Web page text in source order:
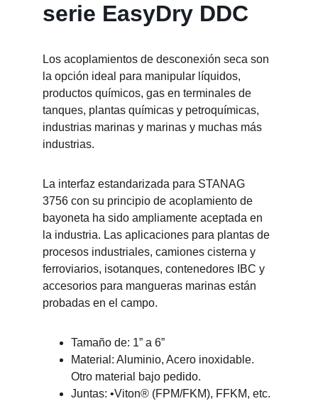
serie EasyDry DDC
Los acoplamientos de desconexión seca son
la opción ideal para manipular líquidos,
productos químicos, gas en terminales de
tanques, plantas químicas y petroquímicas,
industrias marinas y marinas y muchas más
industrias.
La interfaz estandarizada para STANAG
3756 con su principio de acoplamiento de
bayoneta ha sido ampliamente aceptada en
la industria. Las aplicaciones para plantas de
procesos industriales, camiones cisterna y
ferroviarios, isotanques, contenedores IBC y
accesorios para mangueras marinas están
probadas en el campo.
Tamaño de: 1” a 6”
Material: Aluminio, Acero inoxidable.
Otro material bajo pedido.
Juntas: •Viton® (FPM/FKM), FFKM, etc.